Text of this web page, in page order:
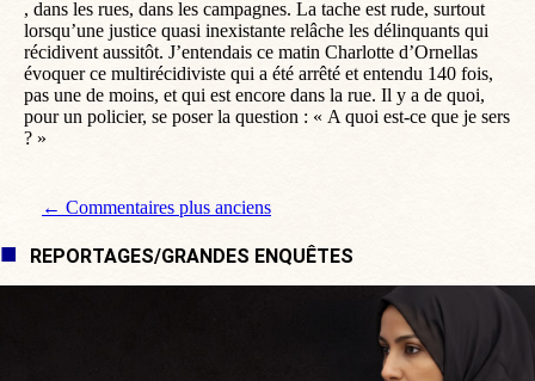
, dans les rues, dans les campagnes. La tache est rude, surtout
lorsqu’une justice quasi inexistante relâche les délinquants qui
récidivent aussitôt. J’entendais ce matin Charlotte d’Ornellas
évoquer ce multirécidiviste qui a été arrêté et entendu 140 fois,
pas une de moins, et qui est encore dans la rue. Il y a de quoi,
pour un policier, se poser la question : « A quoi est-ce que je sers
? »
Navigation de commentaire
← Commentaires plus anciens
REPORTAGES/GRANDES ENQUÊTES